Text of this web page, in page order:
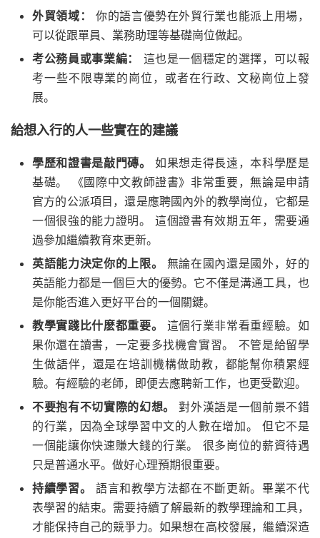
外貿領域：
你的語言優勢在外貿行業也能派上用場，
可以從跟單員、業務助理等基礎崗位做起。
考公務員或事業編：
這也是一個穩定的選擇，可以報
考一些不限專業的崗位，或者在行政、文秘崗位上發
展。
給想入行的人一些實在的建議
學歷和證書是敲門磚。
如果想走得長遠，本科學歷是
基礎。 《國際中文教師證書》非常重要，無論是申請
官方的公派項目，還是應聘國內外的教學崗位，它都是
一個很強的能力證明。 這個證書有效期五年，需要通
過參加繼續教育來更新。
英語能力決定你的上限。
無論在國內還是國外，好的
英語能力都是一個巨大的優勢。它不僅是溝通工具，也
是你能否進入更好平台的一個關鍵。
教學實踐比什麽都重要。
這個行業非常看重經驗。如
果你還在讀書，一定要多找機會實習。 不管是給留學
生做語伴，還是在培訓機構做助教，都能幫你積累經
驗。有經驗的老師，即便去應聘新工作，也更受歡迎。
不要抱有不切實際的幻想。
對外漢語是一個前景不錯
的行業，因為全球學習中文的人數在增加。 但它不是
一個能讓你快速賺大錢的行業。 很多崗位的薪資待遇
只是普通水平。做好心理預期很重要。
持續學習。
語言和教學方法都在不斷更新。畢業不代
表學習的結束。需要持續了解最新的教學理論和工具，
才能保持自己的競爭力。如果想在高校發展，繼續深造